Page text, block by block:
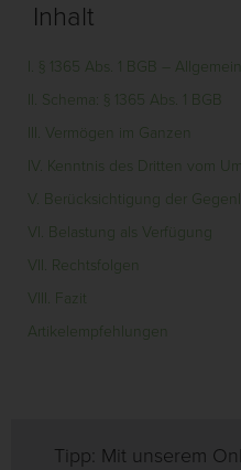
Inhalt
I. § 1365 Abs. 1 BGB –
II. Schema: § 1365 Abs. 1 BGB
III. Vermögen im Ganzen
IV. Kenntnis des Dritten vom
V. Berücksichtigung der
VI. Belastung als Verfügung
VII. Rechtsfolgen
VIII. Fazit
Artikelempfehlungen
Tipp: Mit unserem